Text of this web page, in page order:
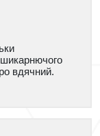
шикарнючого
вдячний.